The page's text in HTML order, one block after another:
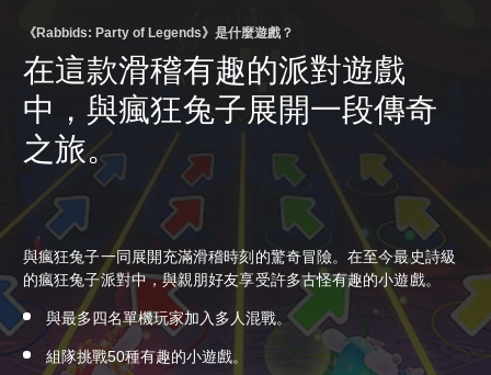
《Rabbids: Party of Legends》是什麼遊戲？
在這款滑稽有趣的派對遊戲
中，與瘋狂兔子展開一段傳奇
之旅。
與瘋狂兔子一同展開充滿滑稽時刻的驚奇冒險。在至今最史詩級
的瘋狂兔子派對中，與親朋好友享受許多古怪有趣的小遊戲。
與最多四名單機玩家加入多人混戰。
組隊挑戰50種有趣的小遊戲。